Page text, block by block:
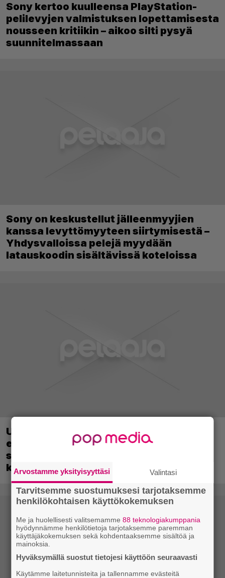
Sony kertoo kuulleensa PlayStation-
pelilevyjen valmistuksen lopettamisesta
nousseen kritiikin – aikoo silti pysyä
suunnitelmassaan
Sony on keskustellut jälleenmyyjien
kanssa levyttömyyteen siirtymisestä –
Yhdysvalloissa pelejä myydään
latauskoodin sisältävissä koteloissa
Uutta PS5-pulmahyppelyä kuvaillaan
ensimmäiseksi peliksi, joka on
suunniteltu täysin DualSense-ohjaimen
kosketuslevyn ympärille
Arvostamme yksityisyyttäsi Valintasi
Tarvitsemme suostumuksesi tarjotaksemme
henkilökohtaisen käyttökokemuksen
Me ja huolellisesti valitsemamme88 teknologiakumppania
hyödynnämme henkilötietoja tarjotaksemme paremman
käyttäjäkokemuksen sekä kohdentaaksemme sisältöä ja
mainoksia.
Hyväksymällä suostut tietojesi käyttöön seuraavasti
Käytämme laitetunnisteita ja tallennamme evästeitä